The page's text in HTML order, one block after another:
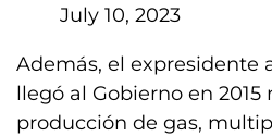
July 10, 2023
Además, el expresidente
llegó al Gobierno en 2015
producción de gas,